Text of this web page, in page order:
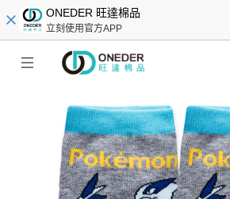
ONEDER 旺達棉品
立刻使用官方APP